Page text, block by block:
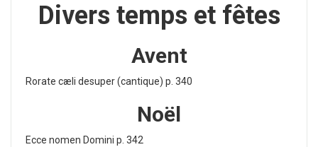
Divers temps et fêtes
Avent
Rorate cæli desuper (cantique) p. 340
Noël
Ecce nomen Domini p. 342